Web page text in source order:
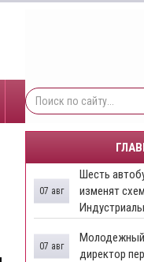
Шесть
изменят
07 авг
Молодежный
директор
07 авг